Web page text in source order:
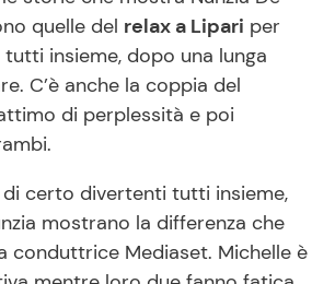
quelle del relax a Lipari per
insieme, dopo una lunga
C’è anche la coppia del
di perplessità e poi
certo divertenti tutti insieme,
mostrano la differenza che
conduttrice Mediaset. Michelle è